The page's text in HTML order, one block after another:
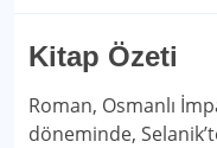
Kitap Özeti
Roman, Osmanlı
döneminde,